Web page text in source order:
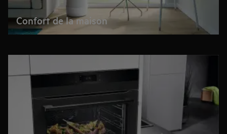
Confort de la maison